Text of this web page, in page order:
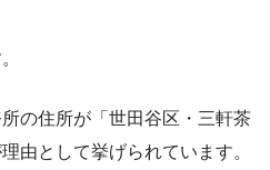
の住所が「世田谷区・三軒茶
由として挙げられています。